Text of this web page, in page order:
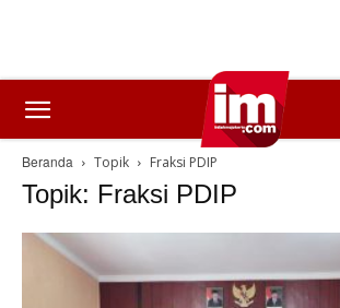
Beranda Topik Fraksi PDIP
Topik: Fraksi PDIP